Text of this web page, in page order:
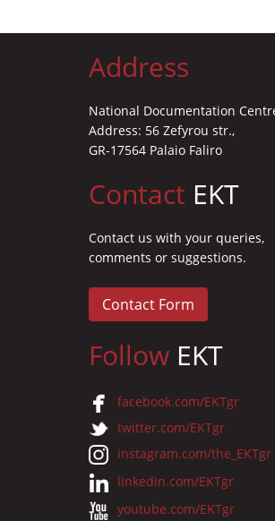
Address
National Documentation
Address: 56 Zefyrou str.,
GR-17564 Palaio Faliro
Contact EKT
Contact us with your queries,
comments or suggestions.
Contact Form
Follow EKT
facebook.com/EKTgr
twitter.com/EKTgr
instagram.com/the_EKTgr
linkedin.com/EKTgr
youtube.com/EKTgr